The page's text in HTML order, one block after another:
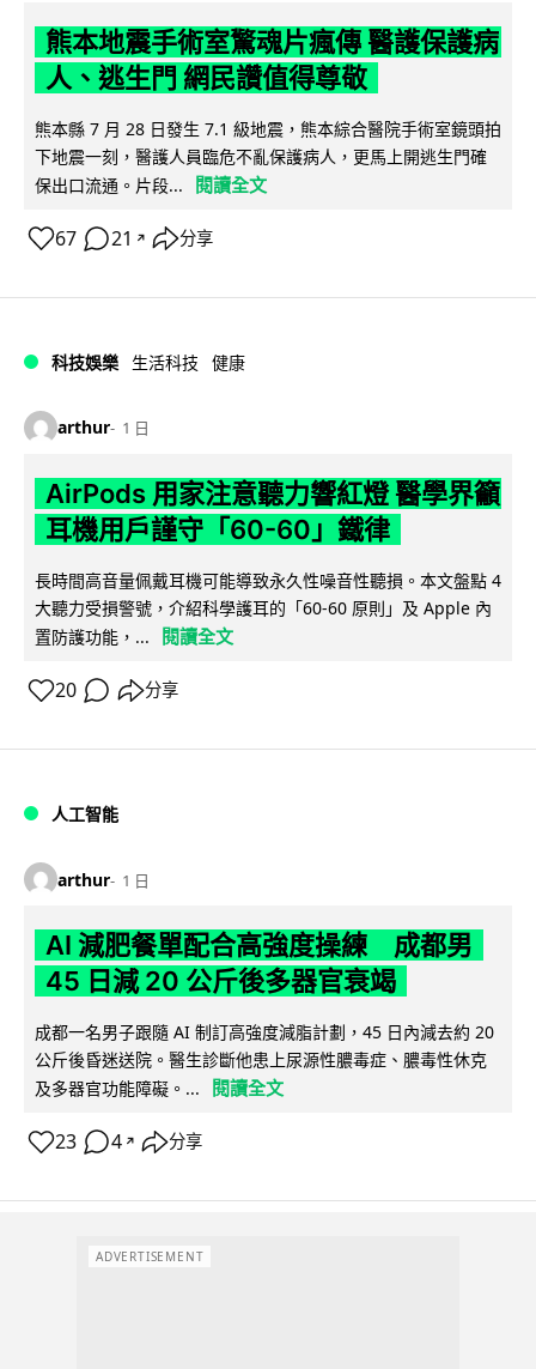
熊本地震手術室驚魂片瘋傳 醫護保護病
人、逃生門 網民讚值得尊敬
熊本縣 7 月 28 日發生 7.1 級地震，熊本綜合醫院手術室鏡頭拍
下地震一刻，醫護人員臨危不亂保護病人，更馬上開逃生門確
保出口流通。片段...
閱讀全文
67 21 ↗ 分享
科技娛樂 生活科技 健康
arthur 1 日
AirPods 用家注意聽力響紅燈 醫學界籲
耳機用戶謹守「60-60」鐵律
長時間高音量佩戴耳機可能導致永久性噪音性聽損。本文盤點 4
大聽力受損警號，介紹科學護耳的「60-60 原則」及 Apple 內
置防護功能，...
閱讀全文
20 分享
人工智能
arthur 1 日
AI 減肥餐單配合高強度操練 成都男
45 日減 20 公斤後多器官衰竭
成都一名男子跟隨 AI 制訂高強度減脂計劃，45 日內減去約 20
公斤後昏迷送院。醫生診斷他患上尿源性膿毒症、膿毒性休克
及多器官功能障礙。...
閱讀全文
23 4 ↗ 分享
ADVERTISEMENT